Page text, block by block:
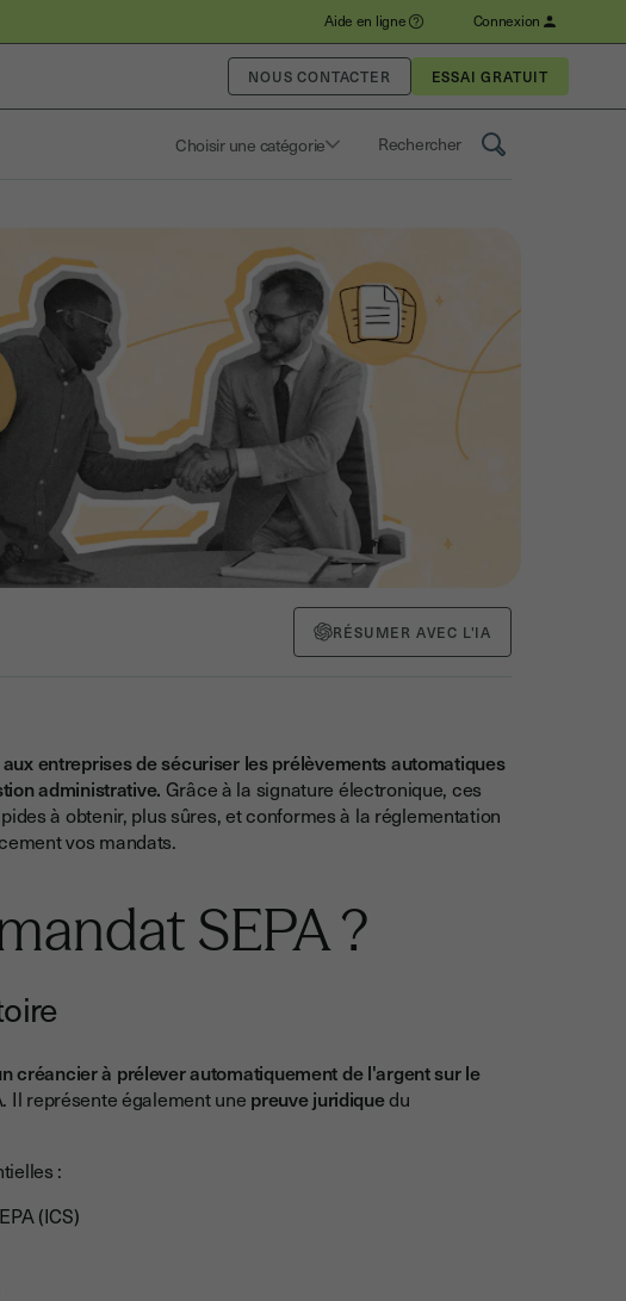
Aide en ligne Connexion
NOUS CONTACTER
Choisir une catégorie Saisissez un terme pour
RÉSUMER AVEC L'IA
entreprises de sécuriser les prélèvements automatiques
administrative. Grâce à la signature électronique, ces
à obtenir, plus sûres, et conformes à la réglementation
vos mandats.
SEPA ?
créancier à prélever automatiquement de l'argent sur le
Il représente également une preuve juridiquedu
:
(ICS)